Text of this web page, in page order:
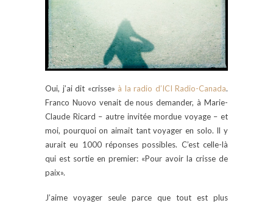
Oui, j’ai dit «crisse» à la radio d’ICI Radio-Canada.
Franco Nuovo venait de nous demander, à Marie-
Claude Ricard – autre invitée mordue voyage – et
moi, pourquoi on aimait tant voyager en solo. Il y
aurait eu 1000 réponses possibles. C’est celle-là
qui est sortie en premier: «Pour avoir la crisse de
paix».
J’aime voyager seule parce que tout est plus